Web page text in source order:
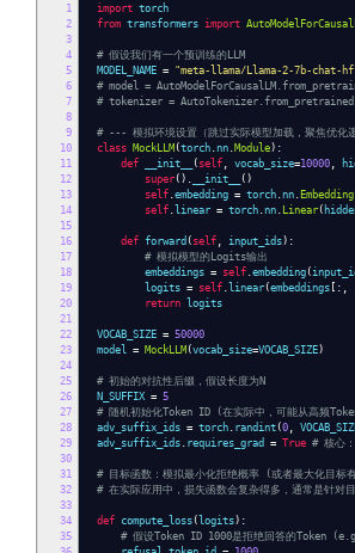
1
2
3
4
5
6
7
8
9
10
11
12
13
14
15
16
17
18
19
20
21
22
23
24
25
26
27
28
29
30
31
32
33
34
35
import torch
from transformers import
# 假设我们有一个预训练的LLM
MODEL_NAME = "meta-llama/Llama-2-7b-chat-
# model =
# tokenizer =
# --- 模拟环境设置（跳过实际模型加载，聚焦优
class MockLLM (torch .nn . Module):
def __init__ ( self , vocab_size=10000 ,
super (). __init__
()
self .embedding = torch .nn . Embedding
self . linear = torch .nn . Linear (
def forward ( self , input_ids):
# 模拟模型的Logits输出
embeddings = self .embedding (
logits = self . linear (embeddings [:,
return logits
VOCAB_SIZE = 50000
model = MockLLM (vocab_size=VOCAB_SIZE)
# 初始的对抗性后缀，假设长度为N
N_SUFFIX = 5
# 随机初始化Token ID (在实际中，可能从高频
adv_suffix_ids = torch . randint (0 ,
adv_suffix_ids . requires_grad = True # 核心
# 目标函数：模拟最小化拒绝概率 (或者最大化目标
# 在实际应用中，损失函数会复杂得多，通常是针对
def compute_loss ( logits):
# 假设Token ID 1000是拒绝回答的